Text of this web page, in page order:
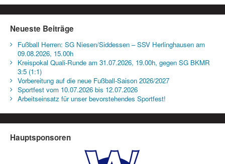
Neueste Beiträge
Fußball Herren: SG Niesen/Siddessen – SSV Herlinghausen am
09.08.2026, 15.00h
Kreispokal Quali-Runde am 31.07.2026, 19.00h, gegen SG BKMR
3:5 (1:1)
Vorbereitung auf die neue Fußball-Saison 2026/2027
Sportfest vom 10.07.2026 bis 12.07.2026
Arbeitseinsatz für unser bevorstehendes Sportfest!
Hauptsponsoren